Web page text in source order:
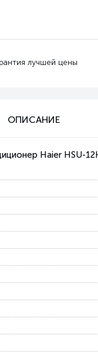
Бесплатная
РФ
ОПИСАНИЕ
Haier HSU-